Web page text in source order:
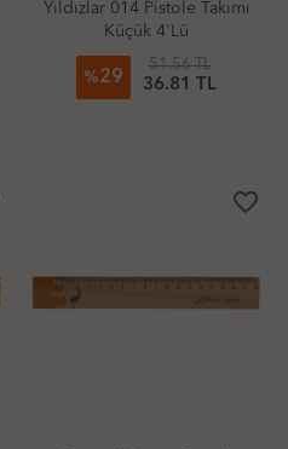
Yıldızlar 014 Pistole Takımı
Küçük 4'Lü
%29
51.56 TL
36.81 TL
favorite_border